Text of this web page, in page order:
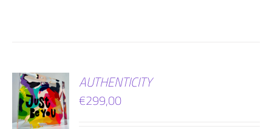
AUTHENTICITY
€299,00